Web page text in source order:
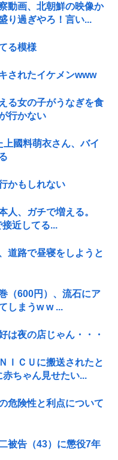
動画、北朝鮮の映像か
り過ぎやろ！言い...
る模様
されたイケメンwww
る女の子がうなぎを食
行かない
國料萌衣さん、バイ
かもしれない
人、ガチで増える。
近してる...
道路で昼寝をしようと
（600円）、流石にア
しまうw w ...
は夜の店じゃん・・・
ＩＣＵに搬送されたと
ちゃん見せたい...
危険性と利点について
被告（43）に懲役7年